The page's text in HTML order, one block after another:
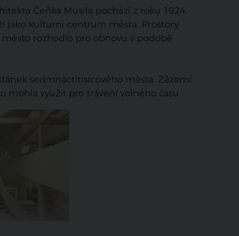
Čeňka Musila pochází z roku 1924.
jako kulturní centrum města. Prostory
rozhodlo pro obnovu v podobě
sedmnáctitisícového města. Zázemí
mohla využít pro trávení volného času.